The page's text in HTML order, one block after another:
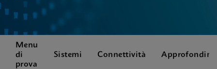
Menu
di
prova
Sistemi Connettività